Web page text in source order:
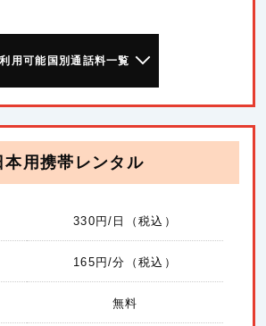
用可能国別通話料一覧
本用携帯レンタル
330 円/日（税込）
165 円/分（税込）
無料